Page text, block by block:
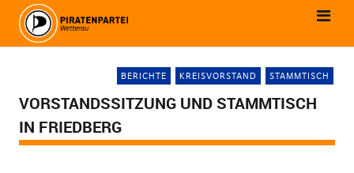
BERICHTE KREISVORSTAND STAMMTISCH
VORSTANDSSITZUNG UND STAMMTISCH
IN FRIEDBERG